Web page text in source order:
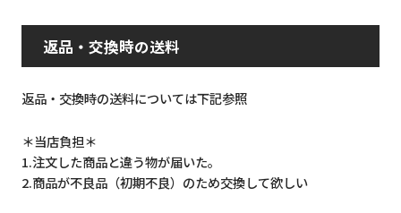
返品・交換時の送料
返品・交換時の送料については下記参照
＊当店負担＊
1.注文した商品と違う物が届いた。
2.商品が不良品（初期不良）のため交換して欲しい